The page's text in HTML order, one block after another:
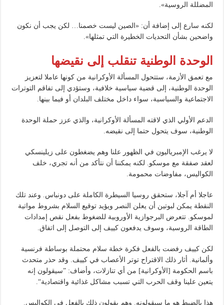
المضللة الروسية».
لكنه سارع إلى إضافة أن: «الصين ليست خصمنا… لكن يجب أن نكون
واضحين بشأن التحديات الخطيرة التي تمثلها».
الوحدة الوطنية تنقلب إلى نقيضها
مع تعمق الأزمة، ستتحول المسألة الأوكرانية من كونها عاملا لتعزيز
الوحدة الوطنية، إلى قضية سياسية خلافية، وستؤدي إلى تفاقم التوترات
الاجتماعية والسياسية، سواء داخل مختلف البلدان أو فيما بينها.
الدعم الأولي الذي لاقته المسألة الأوكرانية، والذي عزز حملة الوحدة
الوطنية، سوف يتحول حتما إلى نقيضه.
لا يرغب الإمبرياليون في الظهور علنا ​​وهم يضغطون على زيلينسكي
لعقد صفقة مع موسكو. لكنه يمكننا أن نتأكد من أنه تجري، خلف
الكواليس، مفاوضات محمومة.
عاجلا أم آجلا، ستحقق روسيا السيطرة الكاملة على دونباس. وعند تلك
النقطة يمكن لبوتين أن يعلن النصر ويؤيد توقيع السلام بشروط مواتية
لموسكو. تتعرض البرجوازية الأوروبية للضغوط بفعل نقص إمدادات
الطاقة الروسية، وسوف يدفعون كييف إلى التوصل إلى اتفاق.
لكن كييف رفضت بالفعل فكرة خطة سلام محتملة بوساطة فرنسية
وألمانية. أثار ذلك الاقتراح توتر الأعصاب في كييف. وقد حذر متحدث
باسم الحكومة [الأوكرانية] من أي تنازلات، وأضاف: ”سيقولون إنه
يتعين علينا وقف الحرب التي تسبب مشاكل غذائية واقتصادية“.
هذا بالضبط هو ما سيقولونه. وهم يقولون ذلك بالفعل في الكواليس.